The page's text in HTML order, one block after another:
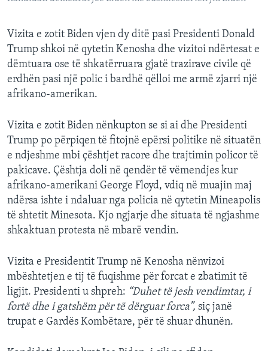
Vizita e zotit Biden vjen dy ditë pasi Presidenti Donald
Trump shkoi në qytetin Kenosha dhe vizitoi ndërtesat e
dëmtuara ose të shkatërruara gjatë trazirave civile që
erdhën pasi një polic i bardhë qëlloi me armë zjarri një
afrikano-amerikan.
Vizita e zotit Biden nënkupton se si ai dhe Presidenti
Trump po përpiqen të fitojnë epërsi politike në situatën
e ndjeshme mbi çështjet racore dhe trajtimin policor të
pakicave. Çështja doli në qendër të vëmendjes kur
afrikano-amerikani George Floyd, vdiq në muajin maj
ndërsa ishte i ndaluar nga policia në qytetin Mineapolis
të shtetit Minesota. Kjo ngjarje dhe situata të ngjashme
shkaktuan protesta në mbarë vendin.
Vizita e Presidentit Trump në Kenosha nënvizoi
mbështetjen e tij të fuqishme për forcat e zbatimit të
ligjit. Presidenti u shpreh: “Duhet të jesh vendimtar, i
fortë dhe i gatshëm për të dërguar forca”, siç janë
trupat e Gardës Kombëtare, për të shuar dhunën.